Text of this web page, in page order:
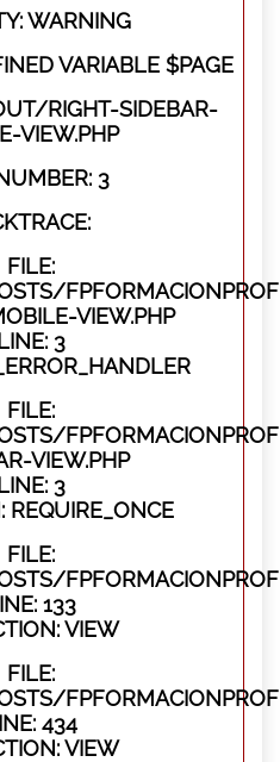
WARNING
VARIABLE $PAGE
RIGHT-SIDEBAR-
VIEW.PHP
3
FILE:
VIEW.PHP
3
FILE:
VIEW.PHP
3
REQUIRE_ONCE
FILE:
133
VIEW
FILE:
434
VIEW